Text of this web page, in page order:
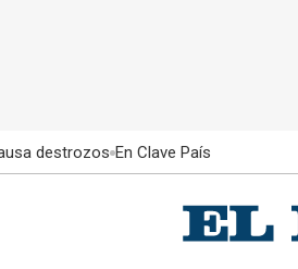
destrozos En Clave País